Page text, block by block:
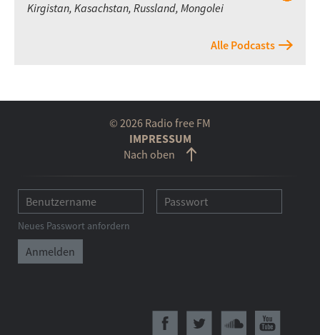
Kirgistan, Kasachstan, Russland, Mongolei
Alle Podcasts
© 2026 Radio free FM
IMPRESSUM
Nach oben
Neues Passwort anfordern